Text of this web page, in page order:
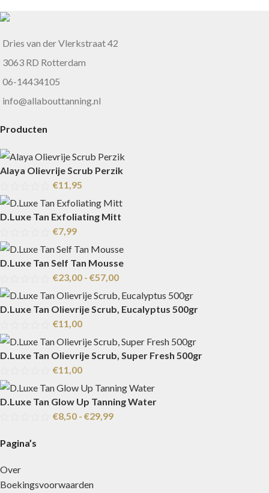
Dries van der Vlerkstraat 42
3063 RD Rotterdam
06-14434105
info@allabouttanning.nl
Producten
Alaya Olievrije Scrub Perzik
€11,95
D.Luxe Tan Exfoliating Mitt
€7,99
D.Luxe Tan Self Tan Mousse
€23,00 - €57,00
D.Luxe Tan Olievrije Scrub, Eucalyptus 500gr
€11,00
D.Luxe Tan Olievrije Scrub, Super Fresh 500gr
€11,00
D.Luxe Tan Glow Up Tanning Water
€8,50 - €29,99
Pagina’s
Over
Boekingsvoorwaarden